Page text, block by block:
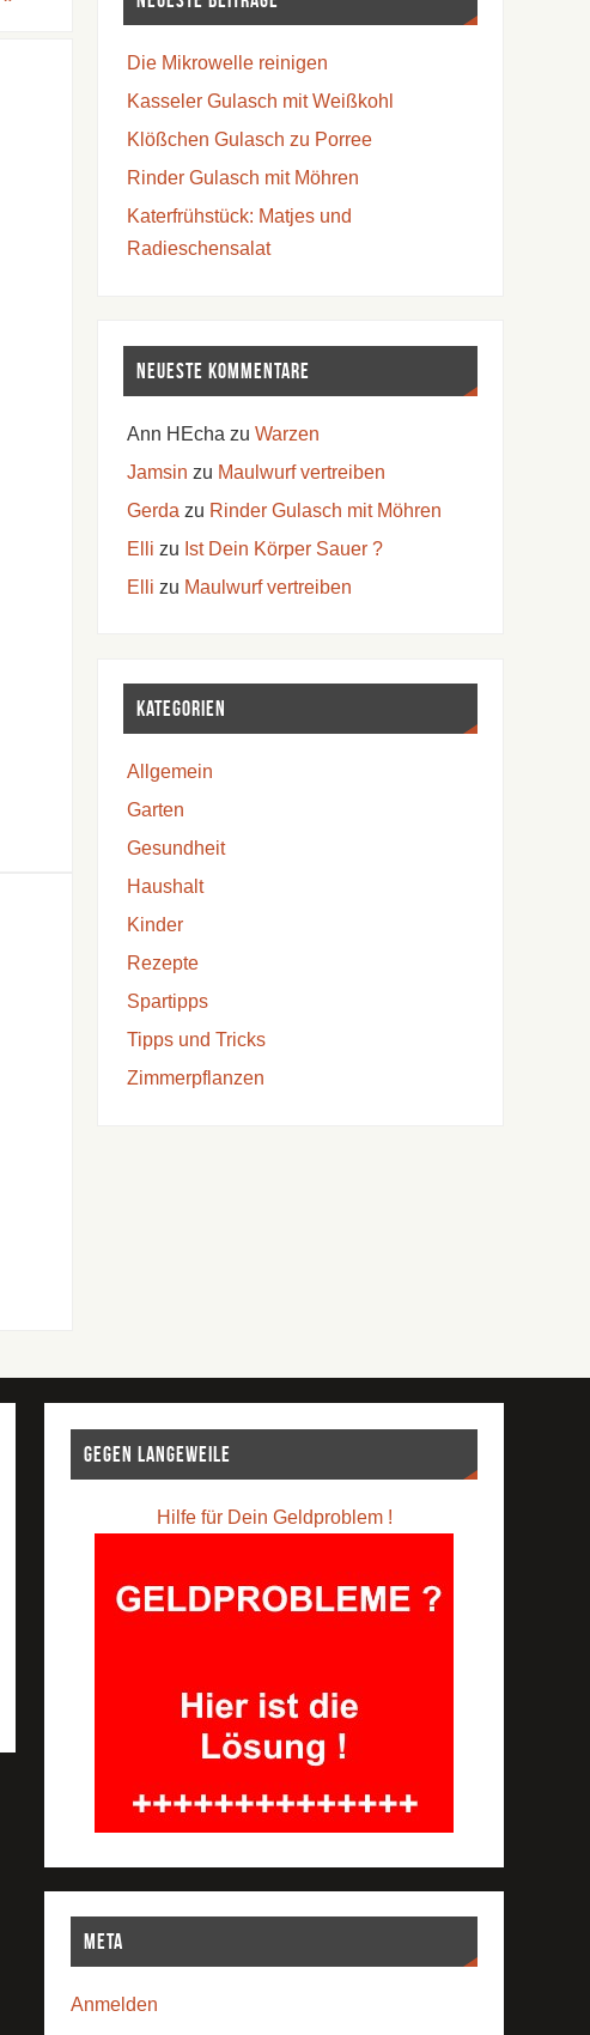
Die Mikrowelle reinigen
Kasseler Gulasch mit Weißkohl
Klößchen Gulasch zu Porree
Rinder Gulasch mit Möhren
Katerfrühstück: Matjes und
Radieschensalat
Neueste Kommentare
Ann HEcha zu Warzen
Jamsin zu Maulwurf vertreiben
Gerda zu Rinder Gulasch mit Möhren
Elli zu Ist Dein Körper Sauer ?
Elli zu Maulwurf vertreiben
Kategorien
Allgemein
Garten
Gesundheit
Haushalt
Kinder
Rezepte
Spartipps
Tipps und Tricks
Zimmerpflanzen
Gegen Langeweile
Hilfe für Dein Geldproblem !
Meta
Anmelden